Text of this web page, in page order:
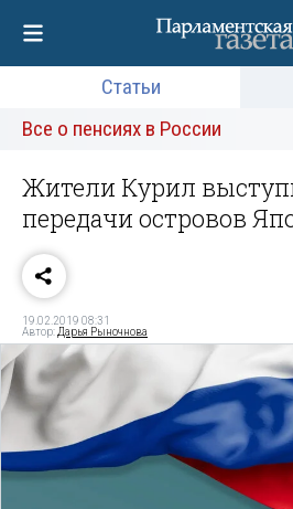
Статьи
Все о пенсиях в России
Жители Курил
передачи островов
19.02.2019 08:31
Автор: Дарья Рыночнова